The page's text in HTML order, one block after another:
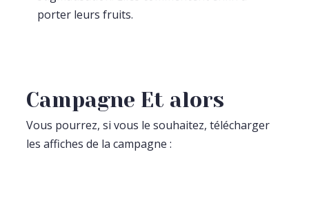
porter leurs fruits.
Campagne Et alors
Vous pourrez, si vous le souhaitez, télécharger
les affiches de la campagne :